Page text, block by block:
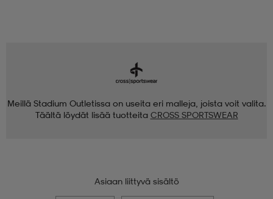
Meillä Stadium Outletissa on useita eri malleja, joista voit valita.
Täältä löydät lisää tuotteita CROSS SPORTSWEAR
Asiaan liittyvä sisältö